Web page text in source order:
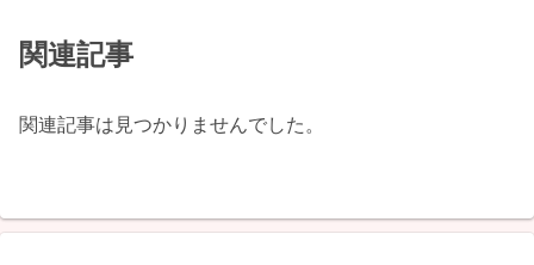
関連記事
関連記事は見つかりませんでした。